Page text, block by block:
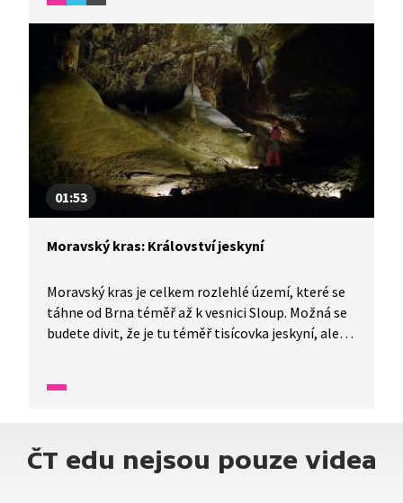
ji v takové podobě nenajdete. Některé dokonce
chrání zabezpečovací systémy.
01:53
Moravský kras: Království jeskyní
Moravský kras je celkem rozlehlé území, které se
táhne od Brna téměř až k vesnici Sloup. Možná se
budete divit, že je tu téměř tisícovka jeskyní, ale
nás v jeskyních zaujmou neobvyklé tvary vytvořené
ČT edu nejsou pouze videa